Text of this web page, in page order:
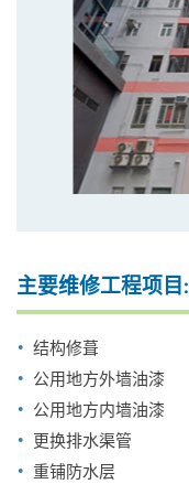
主要维修工程项目:
结构修葺
公用地方外墙油漆
公用地方内墙油漆
更换排水渠管
重铺防水层